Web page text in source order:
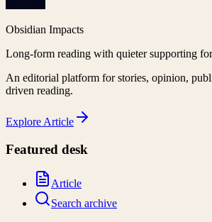
Obsidian Impacts
Long-form reading with quieter supporting
An editorial platform for stories, opinion,
driven reading.
Explore Article
Featured desk
Article
Search archive